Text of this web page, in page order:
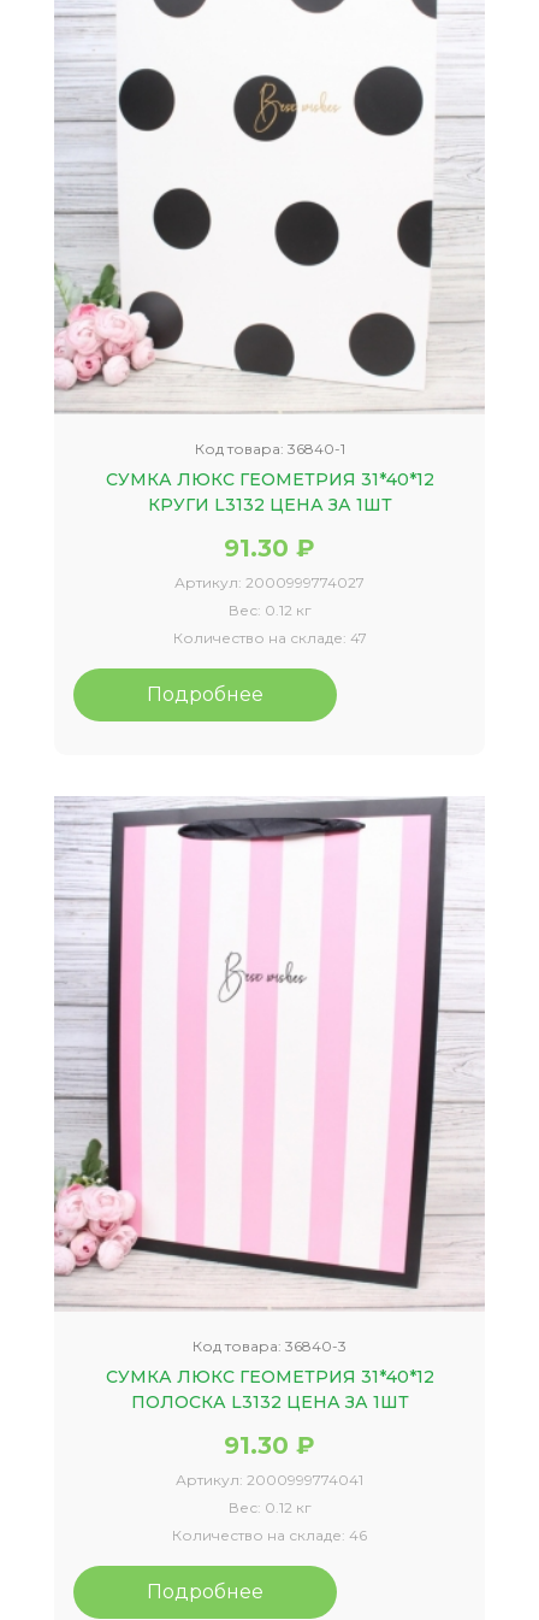
Код товара: 36840-1
СУМКА ЛЮКС ГЕОМЕТРИЯ 31*40*12
КРУГИ L3132 ЦЕНА ЗА 1ШТ
91.30 ₽
Артикул: 2000999774027
Вес: 0.12 кг
Количество на складе: 47
Подробнее
Код товара: 36840-3
СУМКА ЛЮКС ГЕОМЕТРИЯ 31*40*12
ПОЛОСКА L3132 ЦЕНА ЗА 1ШТ
91.30 ₽
Артикул: 2000999774041
Вес: 0.12 кг
Количество на складе: 46
Подробнее